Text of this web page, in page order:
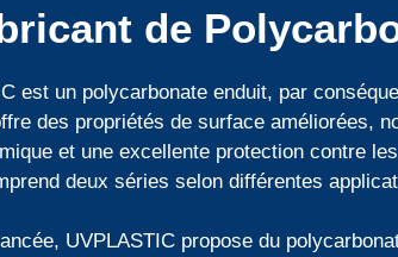
de
est un polycarbonate enduit, par
des propriétés de surface améliorées,
et une excellente protection contre
deux séries selon différentes
UVPLASTIC propose du